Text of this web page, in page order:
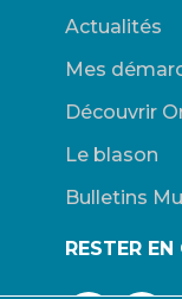
Actualités
Mes
Découvrir
Le blason
Bulletins
RESTER